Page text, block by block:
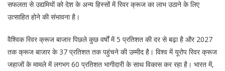
सफलता से उद्यमियों को देश के अन्य हिस्सों में रिवर क्रूज का लाभ उठाने के लिए
उत्साहित होने की संभावना है।
वैश्विक रिवर क्रूज बाजार पिछले कुछ वर्षों में 5 प्रतिशत की दर से बढ़ा है और 2027
तक क्रूज बाजार के 37 प्रतिशत तक पहुंचने की उम्मीद है। विश्व में यूरोप रिवर क्रूज
जहाजों के मामले में लगभग 60 प्रतिशत भागीदारी के साथ विकास कर रहा है। भारत में,